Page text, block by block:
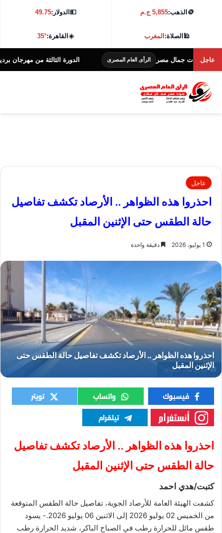
🪙 الذهب:5,855 ج.م 💵الدولار:49.75
🕌الصلاة:المغرب ☀️القاهرة:35°
عاجل
ملكات جمال مصر الرأى العام المصرى الدورة الثالثة من مهرجان بردية
عاجل
احذروا هذه الظواهر .. الأرصاد تكشف تفاصيل
حالة الطقس حتى الإثنين المقبل
1 يوليو، 2026 دقيقة واحدة
احذروا هذه الظواهر
احذروا هذه الظواهر .. الأرصاد تكشف تفاصيل
حالة الطقس حتى الإثنين المقبل
كتبت/هدي احمد
كشفت الهيئة العامة للأرصاد الجوية، تفاصيل حالة الطقس المتوقعة
من الخميس 02 يوليو 2026 إلى الاثنين 06 يوليو 2026.- ​يسود
طقس مائل للحرارة رطب في الصباح الباكر، شديد الحرارة رطب